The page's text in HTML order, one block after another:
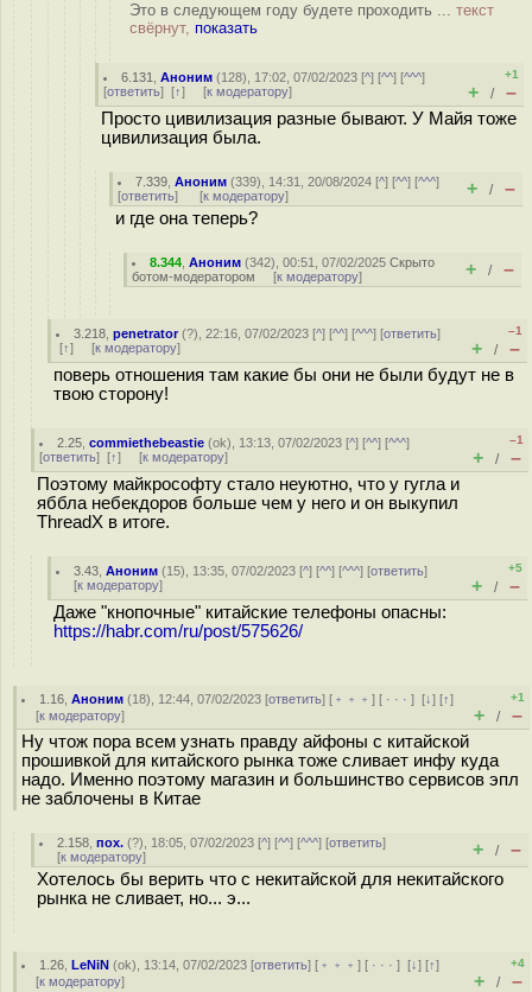
Это в следующем году будете проходить ... текст
свёрнут, показать
6.131 ,Аноним (128), 17:02, 07/02/2023 [^] [^^] [^^^]
[ответить] [↑] [к модератору]
+1
+ / –
Просто цивилизация разные бывают. У Майя тоже
цивилизация была.
7.339 ,Аноним (339), 14:31, 20/08/2024 [^] [^^] [^^^]
[ответить] [к модератору] + / –
и где она теперь?
8.344 ,Аноним (342), 00:51, 07/02/2025Скрыто
ботом-модератором [к модератору] + / –
3.218 ,penetrator(?), 22:16, 07/02/2023 [^] [^^] [^^^] [ответить]
[↑] [к модератору]
–1
+ / –
поверь отношения там какие бы они не были будут не в
твою сторону!
2.25 ,commiethebeastie (ok), 13:13, 07/02/2023 [^] [^^] [^^^]
[ответить] [↑] [к модератору]
–1
+ / –
Поэтому майкрософту стало неуютно, что у гугла и
яббла небекдоров больше чем у него и он выкупил
ThreadX в итоге.
3.43 ,Аноним (15), 13:35, 07/02/2023 [^] [^^] [^^^] [ответить]
[к модератору]
+5
+ / –
Даже "кнопочные" китайские телефоны опасны:
https://habr.com/ru/post/575626/
1.16 ,Аноним (18), 12:44, 07/02/2023 [ответить] [ ﹢﹢﹢] [ · · ·][↓] [↑]
[к модератору]
+1
+ / –
Ну чтож пора всем узнать правду айфоны с китайской
прошивкой для китайского рынка тоже сливает инфу куда
надо. Именно поэтому магазин и большинство сервисов эпл
не заблочены в Китае
2.158 ,пох. (?), 18:05, 07/02/2023 [^] [^^] [^^^] [ответить]
[к модератору] + / –
Хотелось бы верить что с некитайской для некитайского
рынка не сливает, но... э...
1.26 ,LeNiN (ok), 13:14, 07/02/2023 [ответить] [ ﹢﹢﹢] [ · · ·][↓] [↑]
[к модератору]
+4
+ / –